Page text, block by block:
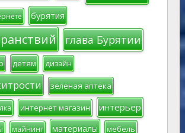
бурятия
глава Бурятии
детям дизайн
зеленая аптека
интернет магазин интерьер
майнинг материалы мебель